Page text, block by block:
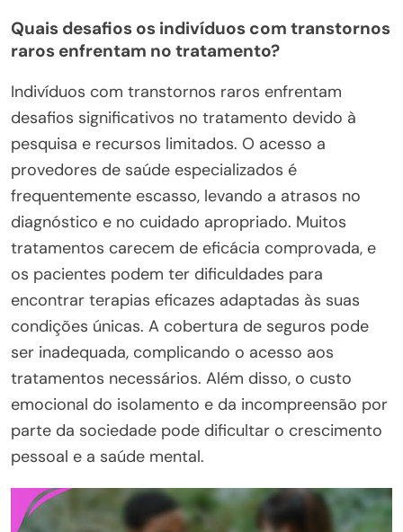
Quais desafios os indivíduos com transtornos
raros enfrentam no tratamento?
Indivíduos com transtornos raros enfrentam
desafios significativos no tratamento devido à
pesquisa e recursos limitados. O acesso a
provedores de saúde especializados é
frequentemente escasso, levando a atrasos no
diagnóstico e no cuidado apropriado. Muitos
tratamentos carecem de eficácia comprovada, e
os pacientes podem ter dificuldades para
encontrar terapias eficazes adaptadas às suas
condições únicas. A cobertura de seguros pode
ser inadequada, complicando o acesso aos
tratamentos necessários. Além disso, o custo
emocional do isolamento e da incompreensão por
parte da sociedade pode dificultar o crescimento
pessoal e a saúde mental.